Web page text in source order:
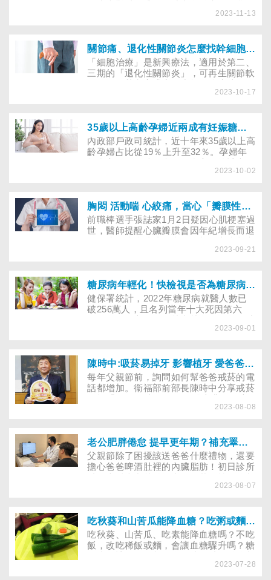
醒他去醫院檢查，切片結果竟顯示為「下
2023-11-13
關節痛、退化性關節炎怎麼找幹細胞治療讓軟骨再生？和PRP又有何差異？
「細胞治療」是新興療法，適用於第二、
三期的「退化性關節炎」，可再生關節軟
（PRP）差異為何？價差為何這麼大？治
2023-10-17
35歲以上高齡孕婦近兩成有妊娠糖尿病，產檢注意什麼？
內政部戶政司統計，近十年來35歲以上高
齡孕婦占比從19％上升至32％。孕婦年
現台灣每年有1萬多名孕婦診斷出妊娠糖
2023-10-02
胸悶 活動喘 心絞痛，當心「瓣膜性心臟病」或「心肌梗塞、冠心病」威脅
前職棒選手張誌家1月2日疑因心肌梗塞過
世，醫師提醒心臟瓣膜會因年紀增長而退
臟衰竭等風險。若常胸悶、頭暈、活動
心律不整，則恐是「心肌梗塞」，要把握
叫救護車急救的時機。(2024/1/2更新)
2023-09-21
糖尿病年輕化！快檢視是否為糖尿病前期
健保署統計，2022年糖尿病就醫人數已
破256萬人，且名列當年十大死因第六
期就達到「糖尿病前期」，所幸前期仍有
對高血糖保持警覺，及早調整為健康的生
活方式，才能遠離糖尿病威脅。
2023-09-01
陳時中:吸菸易掉牙 影響植牙 愛爸爸就陪他戒菸重拾好牙
每年父親節前，詢問如何幫爸爸戒菸的電
話都增加。衞福部前部長陳時中分享戒菸
提醒：吸菸不僅易掉牙，還影響植牙或戴
2023-08-08
老公肥胖倦怠 提早更年期？補充睪固酮掰掉啤酒肚重振雄風
父親節除了困擾該送爸爸什麼禮物，還要
擔心爸爸啤酒肚裡的內臟脂肪！初日診所
超標的內臟脂肪，易使睪固酮低下，不只
2023-08-07
吃秋葵和山苦瓜能降血糖？吃粥或麵易讓血糖升高？
吃秋葵、山苦瓜、吃素能降血糖嗎？不吃
飯，改吃稀飯或麵，會讓血糖驟升嗎？糖
2023-07-28